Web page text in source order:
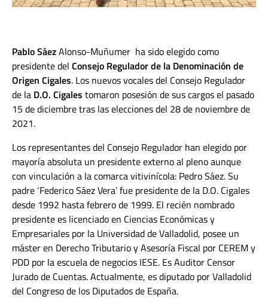
Pablo SáezAlonso-Muñumer ha sido elegido como
presidente del Consejo Regulador de la Denominación de
Origen Cigales. Los nuevos vocales del Consejo Regulador
de la D.O. Cigales tomaron posesión de sus cargos el pasado
15 de diciembre tras las elecciones del 28 de noviembre de
2021.
Los representantes del Consejo Regulador han elegido por
mayoría absoluta un presidente externo al pleno aunque
con vinculación a la comarca vitivinícola: Pedro Sáez. Su
padre ‘Federico Sáez Vera’ fue presidente de la D.O. Cigales
desde 1992 hasta febrero de 1999. El recién nombrado
presidente es licenciado en Ciencias Económicas y
Empresariales por la Universidad de Valladolid, posee un
máster en Derecho Tributario y Asesoría Fiscal por CEREM y
PDD por la escuela de negocios IESE. Es Auditor Censor
Jurado de Cuentas. Actualmente, es diputado por Valladolid
del Congreso de los Diputados de España.